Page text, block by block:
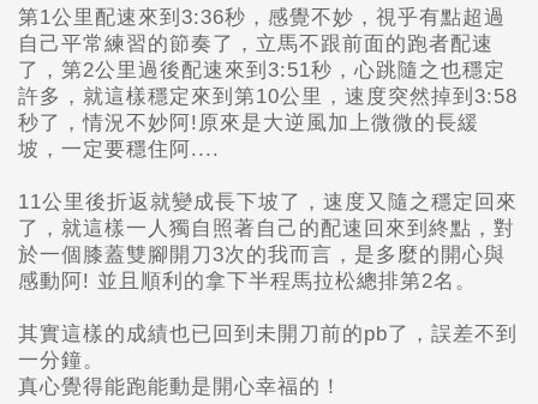
第1公里配速來到3:36秒，感覺不妙，視乎有點超過
自己平常練習的節奏了，立馬不跟前面的跑者配速
了，第2公里過後配速來到3:51秒，心跳隨之也穩定
許多，就這樣穩定來到第10公里，速度突然掉到3:58
秒了，情況不妙阿!原來是大逆風加上微微的長緩
坡，一定要穩住阿....
11公里後折返就變成長下坡了，速度又隨之穩定回來
了，就這樣一人獨自照著自己的配速回來到終點，對
於一個膝蓋雙腳開刀3次的我而言，是多麼的開心與
感動阿! 並且順利的拿下半程馬拉松總排第2名。
其實這樣的成績也已回到未開刀前的pb了，誤差不到
一分鐘。
真心覺得能跑能動是開心幸福的！